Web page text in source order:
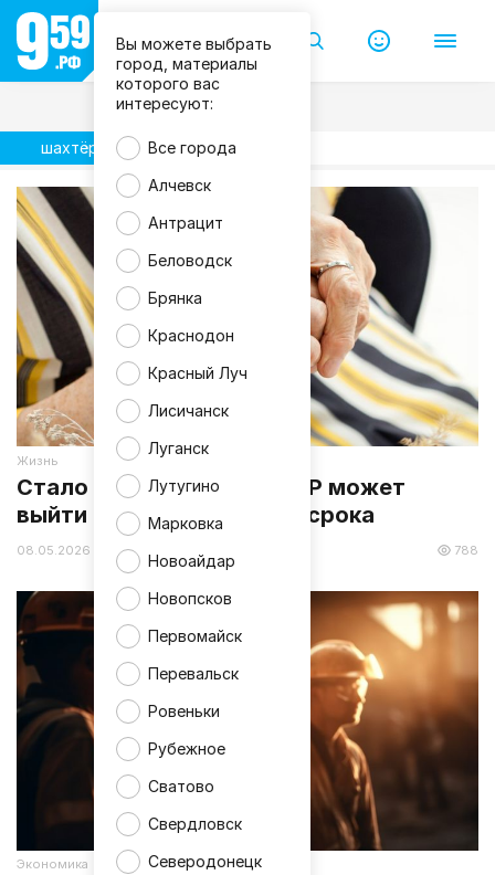
Вы можете выбрать
город, материалы
которого вас
интересуют:
Все города
Алчевск
Антрацит
Беловодск
Брянка
Краснодон
Красный Луч
Лисичанск
Луганск
Лутугино
Марковка
Новоайдар
Новопсков
Первомайск
Перевальск
Ровеньки
Рубежное
Сватово
Свердловск
Северодонецк
шахтёры
Жизнь
Стало известно, кто в ЛНР может
выйти на пенсию раньше срока
08.05.2026 16:41 788
Экономика